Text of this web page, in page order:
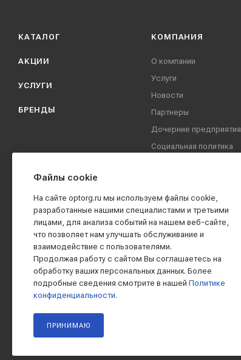
КАТАЛОГ
АКЦИИ
УСЛУГИ
БРЕНДЫ
КОМПАНИЯ
О компании
Услуги
Новости
Партнеры
Дочерние предприятия
Социальная политика
Вакансии
Реквизиты
Контакты
Файлы cookie
На сайте optorg.ru мы используем файлы cookie,
разработанные нашими специалистами и третьими
лицами, для анализа событий на нашем веб-сайте,
что позволяет нам улучшать обслуживание и
взаимодействие с пользователями.
Продолжая работу с сайтом Вы соглашаетесь на
обработку ваших персональных данных. Более
подробные сведения смотрите в нашей Политике
конфиденциальности.
ПРИНИМАЮ